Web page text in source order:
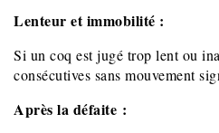
Lenteur et immobilité :
Si un coq est jugé trop lent ou
consécutives sans mouvement
Après la défaite :